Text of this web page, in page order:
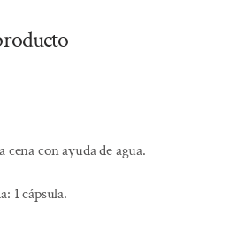
con ayuda de agua.
1 cápsula.